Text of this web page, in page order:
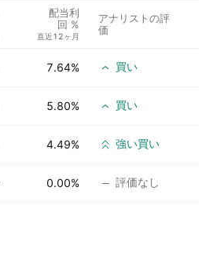
配当利
回 %
直近12ヶ月
アナリストの評
価
7.64% 買い
5.80% 買い
4.49% 強い買い
0.00% 評価なし